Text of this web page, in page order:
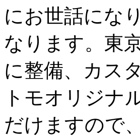
にお世話にな
なります。東
に整備、カス
トモオリジナ
だけますので